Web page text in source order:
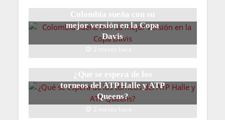
Colombia sueña con su
mejor versión en la Copa
Davis
2 meses hace
¿Qué se espera de los
torneos del ATP Halle y ATP
Queens?
2 meses hace